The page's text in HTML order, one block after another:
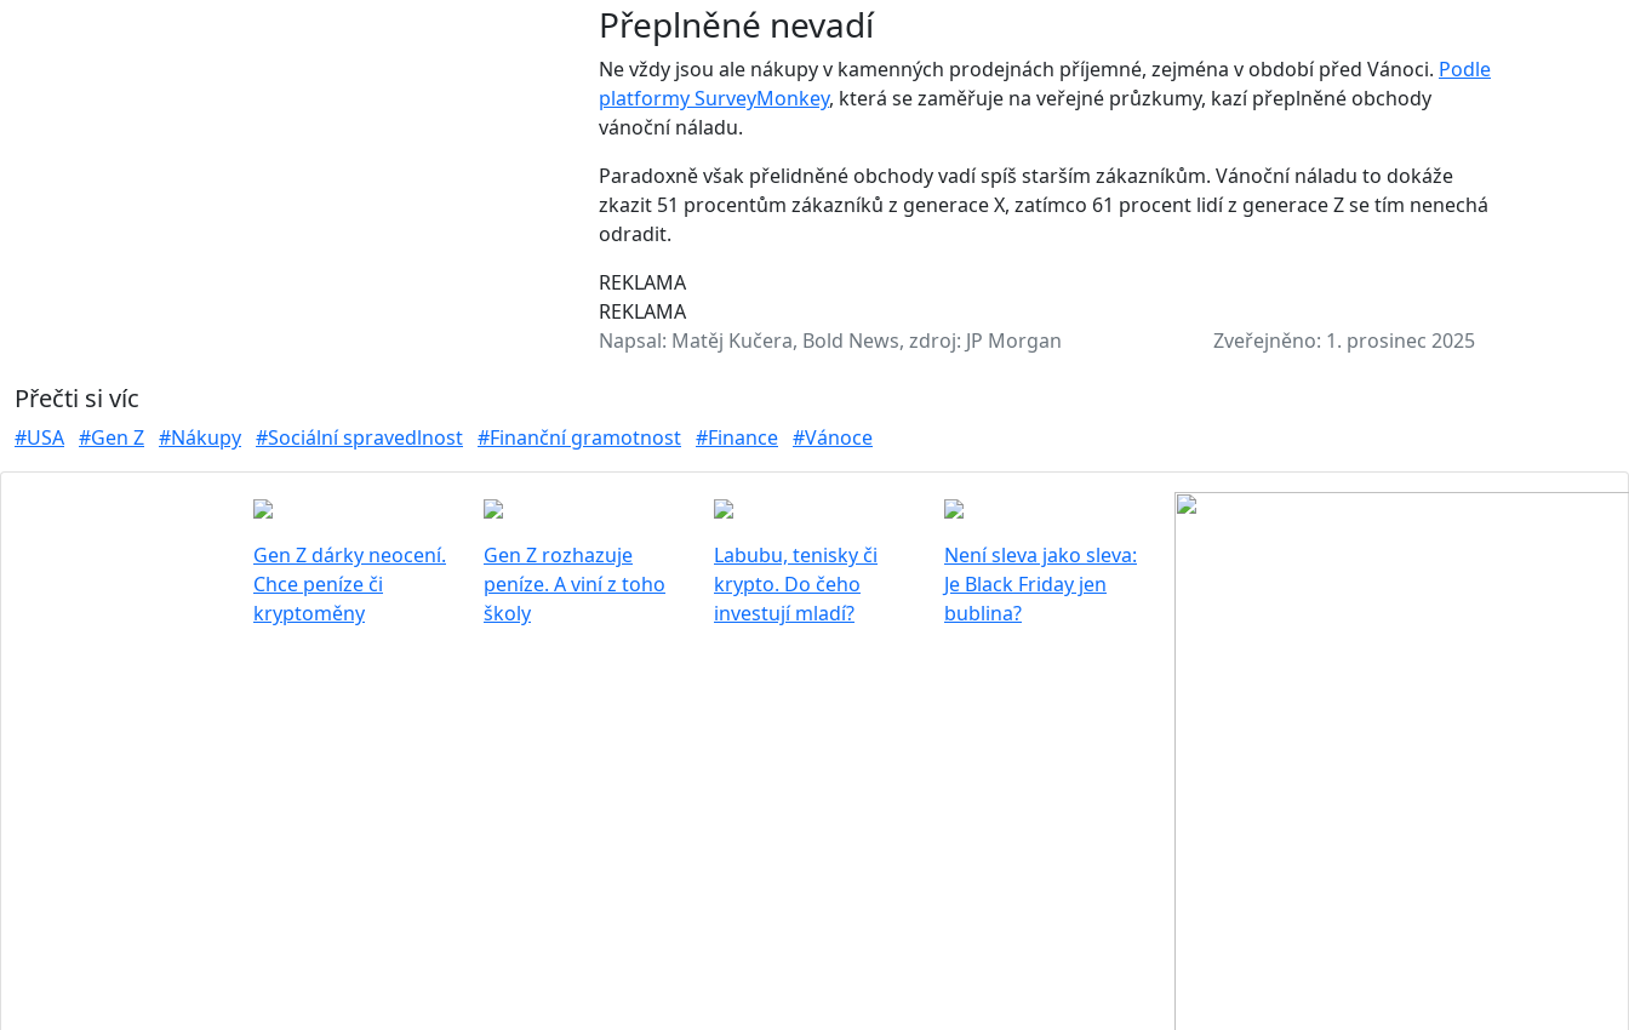
Přeplněné nevadí
Ne vždy jsou ale nákupy v kamenných prodejnách příjemné, zejména v období před Vánoci. Podle
platformy SurveyMonkey, která se zaměřuje na veřejné průzkumy, kazí přeplněné obchody
vánoční náladu.
Paradoxně však přelidněné obchody vadí spíš starším zákazníkům. Vánoční náladu to dokáže
zkazit 51 procentům zákazníků z generace X, zatímco 61 procent lidí z generace Z se tím nenechá
odradit.
REKLAMA
REKLAMA
Napsal: Matěj Kučera, Bold News, zdroj: JP Morgan Zveřejněno: 1. prosinec 2025
Přečti si víc
#USA #Gen Z #Nákupy #Sociální spravedlnost #Finanční gramotnost #Finance #Vánoce
Gen Z dárky neocení.
Chce peníze či
kryptoměny
Gen Z rozhazuje
peníze. A viní z toho
školy
Labubu, tenisky či
krypto. Do čeho
investují mladí?
Není sleva jako sleva:
Je Black Friday jen
bublina?